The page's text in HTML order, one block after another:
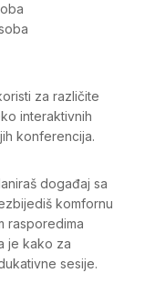
za različite
interaktivnih
konferencija.
događaj sa
komfornu
rasporedima
je kako za
sesije.